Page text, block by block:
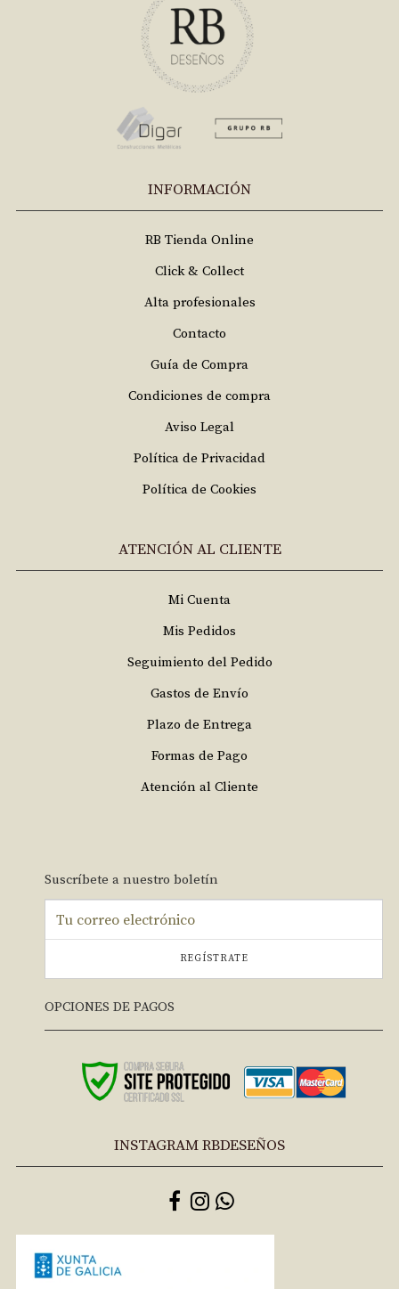
INFORMACIÓN
RB Tienda Online
Click & Collect
Alta profesionales
Contacto
Guía de Compra
Condiciones de compra
Aviso Legal
Política de Privacidad
Política de Cookies
ATENCIÓN AL CLIENTE
Mi Cuenta
Mis Pedidos
Seguimiento del Pedido
Gastos de Envío
Plazo de Entrega
Formas de Pago
Atención al Cliente
Suscríbete a nuestro boletín
REGÍSTRATE
OPCIONES DE PAGOS
INSTAGRAM RBDESEÑOS